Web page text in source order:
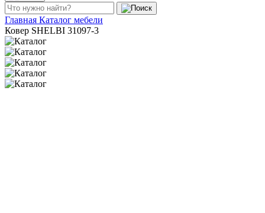
Главная Каталог мебели
Ковер SHELBI 31097-3